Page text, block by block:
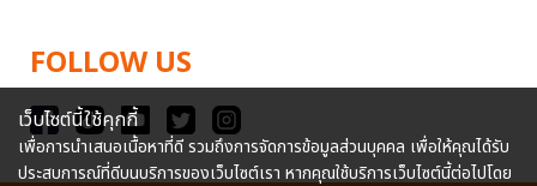
FOLLOW US
เว็บไซต์นี้ใช้คุกกี้
เพื่อการนำเสนอเนื้อหาที่ดี รวมถึงการจัดการข้อมูลส่วนบุคคล เพื่อให้คุณได้รับ
ประสบการณ์ที่ดีบนบริการของเว็บไซต์เรา หากคุณใช้บริการเว็บไซต์นี้ต่อไปโดย